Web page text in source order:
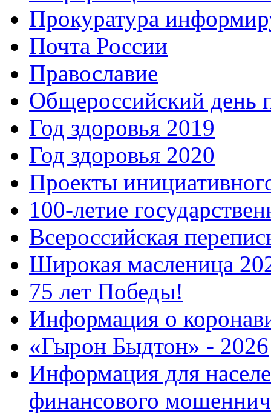
Прокуратура
Почта России
Православие
Общероссийский день
Год здоровья 2019
Год здоровья 2020
Проекты
100-летие
Всероссийская
Широкая масленица
75 лет Победы!
Информация о
«Гырон Быдтон» - 2026
Информация для
финансового